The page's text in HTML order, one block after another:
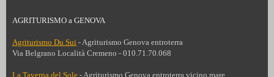
AGRITURISMO a GENOVA
Agriturismo Du Sui - Agriturismo Genova entroterra
Via Belgrano Località Cremeno - 010.71.70.068
La Taverna del Sole - Agriturismo Genova entroterra vicino mare